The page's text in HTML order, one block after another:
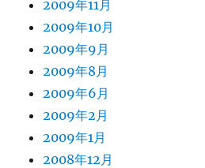
2009年11月
2009年10月
2009年9月
2009年8月
2009年6月
2009年2月
2009年1月
2008年12月